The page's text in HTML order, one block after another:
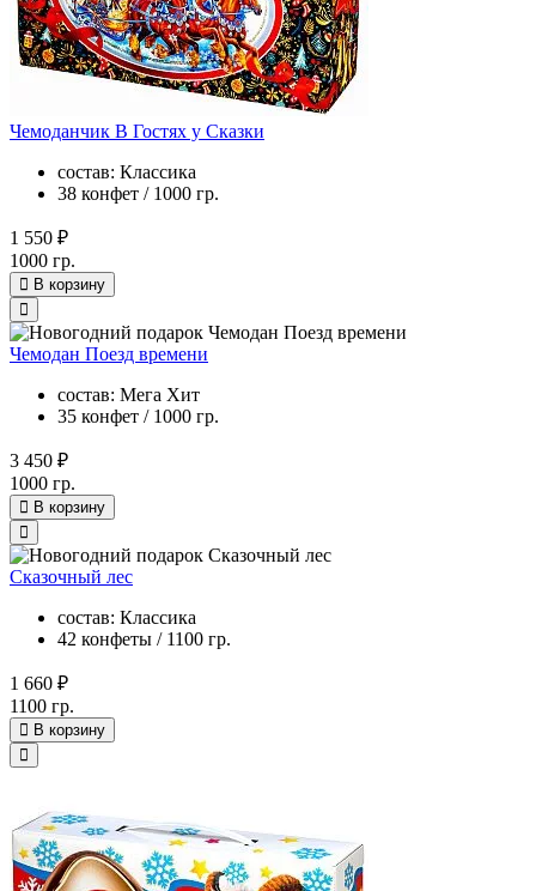
Чемоданчик В Гостях у Сказки
состав: Классика
38 конфет / 1000 гр.
1 550 ₽
1000 гр.
В корзину
Чемодан Поезд времени
состав: Мега Хит
35 конфет / 1000 гр.
3 450 ₽
1000 гр.
В корзину
Сказочный лес
состав: Классика
42 конфеты / 1100 гр.
1 660 ₽
1100 гр.
В корзину